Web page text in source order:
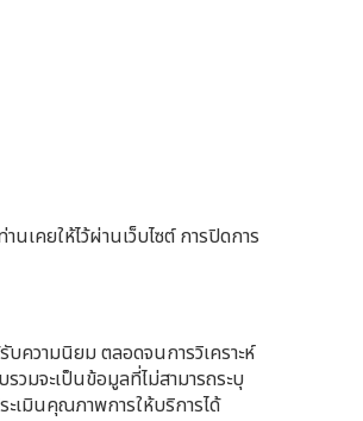
เคยให้ไว้ผ่านเว็บไซต์ การปิดการ
บความนิยม ตลอดจนการวิเคราะห์
มจะเป็นข้อมูลที่ไม่สามารถระบุ
ะเมินคุณภาพการให้บริการได้